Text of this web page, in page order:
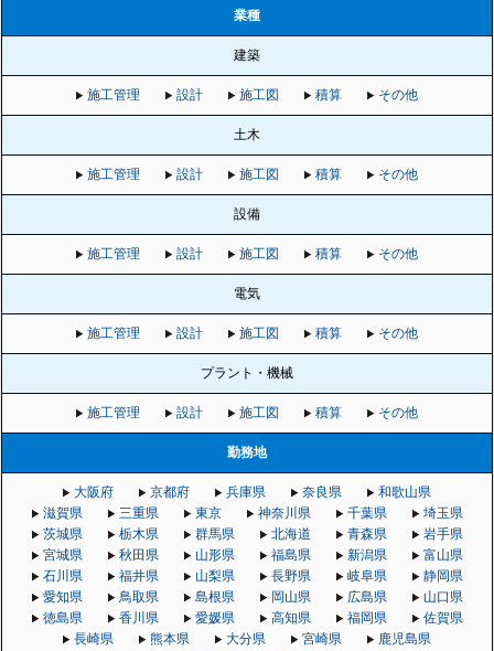
業種
建築
施工管理 設計 施工図 積算 その他
土木
施工管理 設計 施工図 積算 その他
設備
施工管理 設計 施工図 積算 その他
電気
施工管理 設計 施工図 積算 その他
プラント・機械
施工管理 設計 施工図 積算 その他
勤務地
大阪府 京都府 兵庫県 奈良県
和歌山県
滋賀県
三重県 東京 神奈川県 千葉県
埼玉県
茨城県
栃木県 群馬県 北海道 青森県
岩手県
宮城県
秋田県 山形県 福島県 新潟県
富山県
石川県
福井県 山梨県 長野県 岐阜県
静岡県
愛知県
鳥取県 島根県 岡山県 広島県
山口県
徳島県
香川県 愛媛県 高知県 福岡県
佐賀県
長崎県
熊本県 大分県 宮崎県
鹿児島県